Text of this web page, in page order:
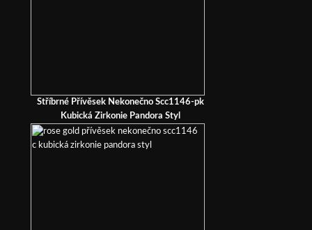
Stříbrné Přívěsek Nekonečno Scc1146-pk
Kubická Zirkonie Pandora Styl